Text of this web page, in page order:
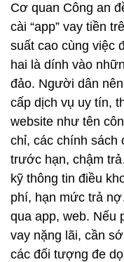
Cơ quan Công an
cài “app” vay tiền
suất cao cùng việc
hai là dính vào
đảo. Người dân
cấp dịch vụ uy tín,
website như tên
chỉ, các chính sách
trước hạn, chậm
kỹ thông tin điều
phí, hạn mức trả
qua app, web. Nếu
vay nặng lãi, cần
các đối tượng đe